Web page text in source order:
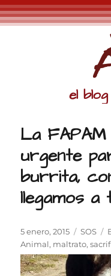
el
La FAPAM
urgente
burrita,
llegamos a
Publicado
el
5 enero, 2015 SOS
Animal, maltrato,